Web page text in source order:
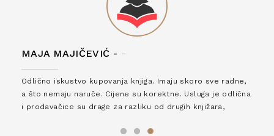
MAJA MAJIČEVIĆ - -
Odlično iskustvo kupovanja knjiga. Imaju skoro sve radne,
a što nemaju naruče. Cijene su korektne. Usluga je odlična
i prodavačice su drage za razliku od drugih knjižara,